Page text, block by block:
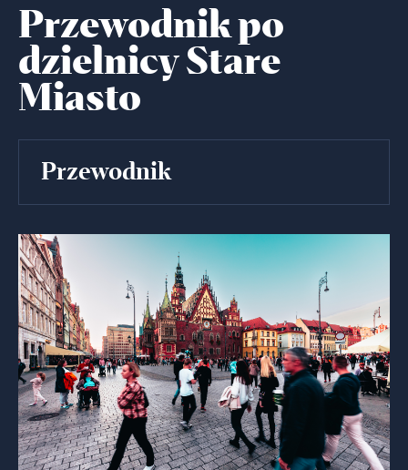
Przewodnik po
dzielnicy Stare
Miasto
Przewodnik